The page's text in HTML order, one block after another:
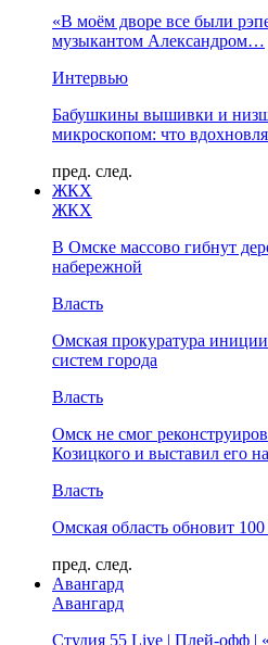
«В моём дворе все были
музыкантом Александром…
Интервью
Бабушкины вышивки и
микроскопом: что
пред. след.
ЖКХ
ЖКХ
В Омске массово гибнут
набережной
Власть
Омская прокуратура
систем города
Власть
Омск не смог
Козицкого и выставил его
Власть
Омская область обновит
пред. след.
Авангард
Авангард
Студия 55 Live | Плей-офф |